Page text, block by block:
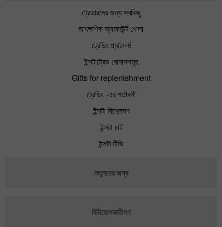
ট্রেডারদের জন্য সবকিছু
তাৎক্ষণিক অ্যাকাউন্ট খোলা
ট্রেডিং প্ল্যাটফর্ম
ইন্সটাট্রেড বোনাসসমূহ
Gifts for replenishment
ট্রেডিং -এর শর্তাবলী
ইন্সটা বিশ্লেষণ
ইন্সটা চার্ট
ইন্সটা টিভি
নতুনদের জন্য
বিনিয়োগকারীগণ